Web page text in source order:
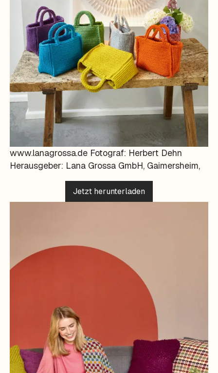
www.lanagrossa.de Fotograf: Herbert Dehn
Herausgeber: Lana Grossa GmbH, Gaimersheim,
Jetzt herunterladen